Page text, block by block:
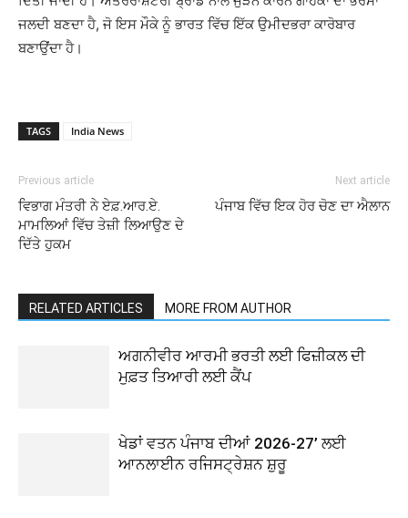
ਜਲਦੀ ਬਣਦਾ ਹੈ, ਜੋ ਇਸ ਮੌਕੇ ਨੂੰ ਭਾਰਤ ਵਿੱਚ ਇੱਕ ਉਮੀਦਭਰਾ ਕਾਰੋਬਾਰ
ਬਣਾਉਂਦਾ ਹੈ।
TAGS India News
Previous article
ਵਿਭਾਗ ਮੰਤਰੀ ਨੇ ਏਫ਼.ਆਰ.ਏ.
ਮਾਮਲਿਆਂ ਵਿੱਚ ਤੇਜ਼ੀ ਲਿਆਉਣ ਦੇ
ਦਿੱਤੇ ਹੁਕਮ
Next article
ਪੰਜਾਬ ਵਿੱਚ ਇਕ ਹੋਰ ਚੋਣ ਦਾ ਐਲਾਨ
RELATED ARTICLES MORE FROM AUTHOR
ਅਗਨੀਵੀਰ ਆਰਮੀ ਭਰਤੀ ਲਈ ਫਿਜ਼ੀਕਲ ਦੀ
ਮੁਫ਼ਤ ਤਿਆਰੀ ਲਈ ਕੈਂਪ
ਖੇਡਾਂ ਵਤਨ ਪੰਜਾਬ ਦੀਆਂ 2026-27’ ਲਈ
ਆਨਲਾਈਨ ਰਜਿਸਟ੍ਰੇਸ਼ਨ ਸ਼ੁਰੂ